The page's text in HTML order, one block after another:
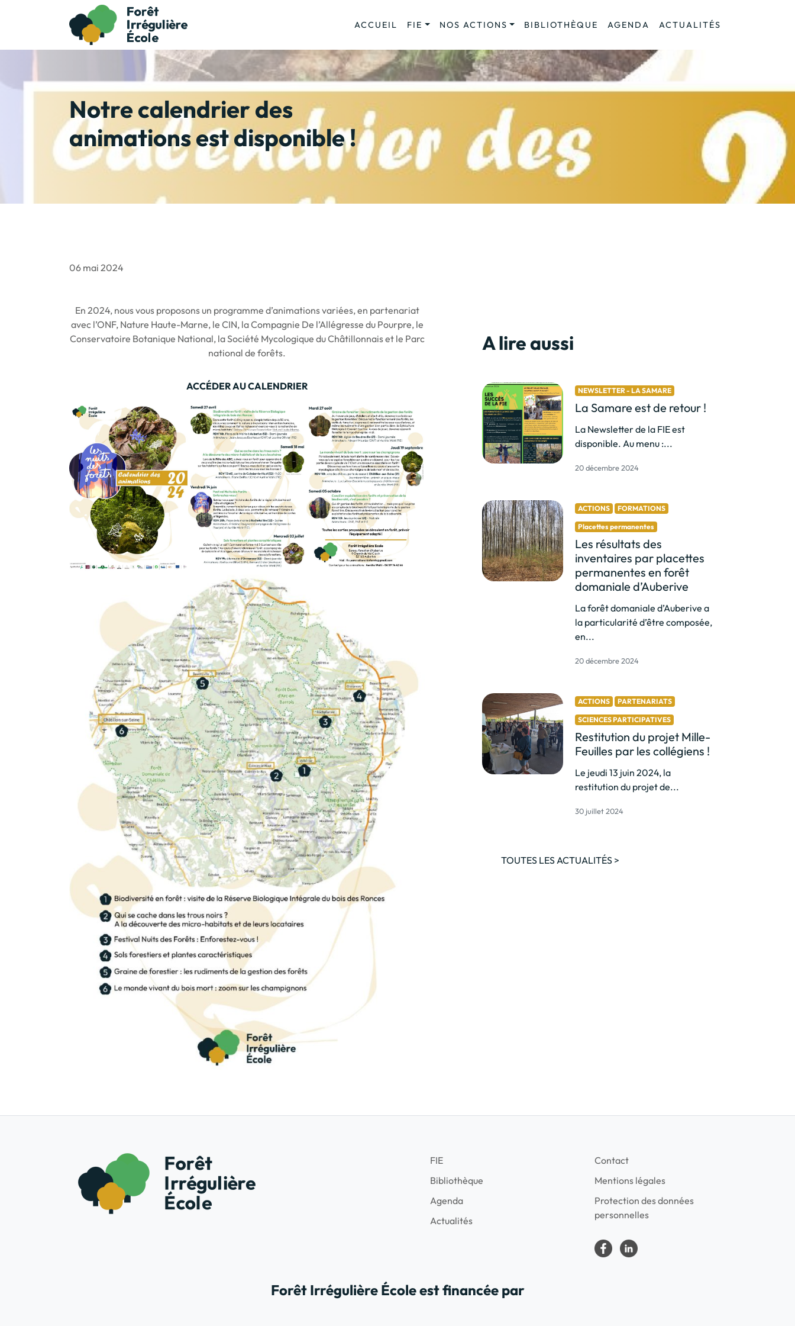
ACCUEIL FIE NOS ACTIONS BIBLIOTHÈQUE AGENDA ACTUALITÉS
Notre calendrier des
animations est disponible !
06 mai 2024
En 2024, nous vous proposons un programme d’animations variées, en partenariat
avec l’ONF, Nature Haute-Marne, le CIN, la Compagnie De l’Allégresse du Pourpre, le
Conservatoire Botanique National, la Société Mycologique du Châtillonnais et le Parc
national de forêts.
ACCÉDER AU CALENDRIER
A lire aussi
NEWSLETTER - LA SAMARE
La Samare est de retour !
La Newsletter de la FIE est
disponible. Au menu :...
20 décembre 2024
ACTIONS FORMATIONS
Placettes permanentes
Les résultats des
inventaires par placettes
permanentes en forêt
domaniale d’Auberive
La forêt domaniale d’Auberive a
la particularité d’être composée,
en...
20 décembre 2024
ACTIONS PARTENARIATS
SCIENCES PARTICIPATIVES
Restitution du projet Mille-
Feuilles par les collégiens !
Le jeudi 13 juin 2024, la
restitution du projet de...
30 juillet 2024
TOUTES LES ACTUALITÉS >
FIE
Bibliothèque
Agenda
Actualités
Contact
Mentions légales
Protection des données
personnelles
Forêt Irrégulière École est financée par